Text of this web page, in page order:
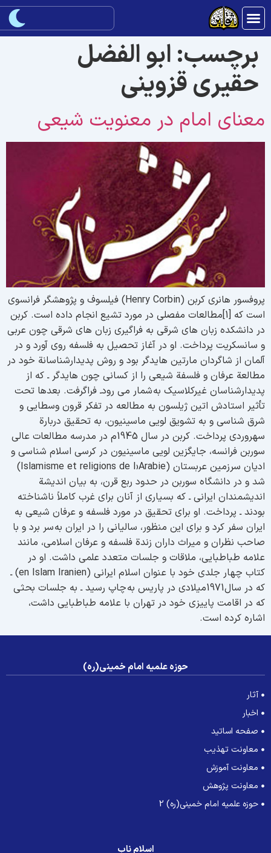
برچسب:ابو الفضل
حقیری قزوینی
امام در معنويت شيعی
پروفسور هانرى كربن (Henry Corbin) فيلسوف و پژوهشگر فرانسوى
است كه [1]مطالعات مفصلى در مورد تشيع انجام داده است. كربن
دانشكده زبان هاى شرقى به فراگيرى زبان هاى شرقى چون عربى
سانسكريت پرداخت. او در آغاز تحصیل به فلسفه روی آورد و در
از شاگردان مارتين هايدگر بود و روش پديدارشناسانة خود در
عرفان و فلسفة شيعى را از كسانى چون هايدگر ـ كه از
غيركلاسيک به شمار مى رودـ فراگرفت. بعدها تحت
استادش اتین ژیلسون به مطالعه در تفکر قرون وسطایی و
شناسی و به تشویق لویی ماسینیون، به تحقیق دربارة
سهروردی پرداخت. كربن در سال 1945م در مدرسه مطالعات عالى
فرانسه، جايگزين لويى ماسينيون در كرسى اسلام شناسى و
اديان سرزمين عربستان (Islamisme et religions de I›Arabie)
و در دانشگاه سوربن در حدود ربع قرن، به بيان انديشة
ايرانى ـ كه بسيارى از آنان براى غرب كاملاً ناشناخته
ـ پرداخت. او براى تحقيق در مورد فلسفه و عرفان شيعى به
سفر كرد و براى اين منظور، ساليانى را در ايران به سر برد و با
نظران و ميراث داران زندة فلسفه و عرفان اسلامى، مانند
طباطبايى، ملاقات و جلسات متعدد علمى داشت. او در
كتاب چهار جلدى خود با عنوان اسلام ايرانى (en Islam Iranien) ـ
كه در سال1971ميلادى در پاريس به چاپ رسيد ـ به جلسات بحثى
در اقامت پاييزى خود در تهران با علامه طباطبايى داشت،
كرده است.
حوزه علمیه امام خمینی(ره)
آثار
اخبار
صفحه اساتید
معاونت تهذیب
معاونت آموزش
معاونت پژوهش
حوزه علمیه امام خمینی(ره) 2
اسلام ناب